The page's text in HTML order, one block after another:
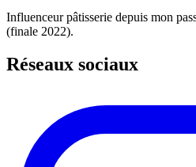
Influenceur pâtisserie depuis mon
(finale 2022).
Réseaux sociaux